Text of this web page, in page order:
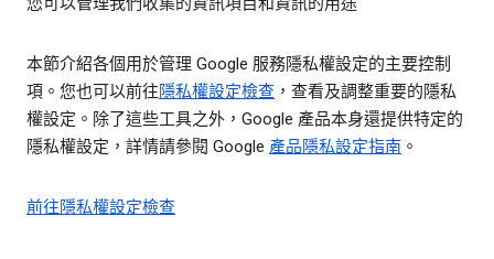
本節介紹各個用於管理 Google 服務隱私權設定的主要控制
項。您也可以前往隱私權設定檢查 ，查看及調整重要的隱私
權設定。除了這些工具之外，Google 產品本身還提供特定的
隱私權設定，詳情請參閱 Google 產品隱私設定指南 。
前往隱私權設定檢查